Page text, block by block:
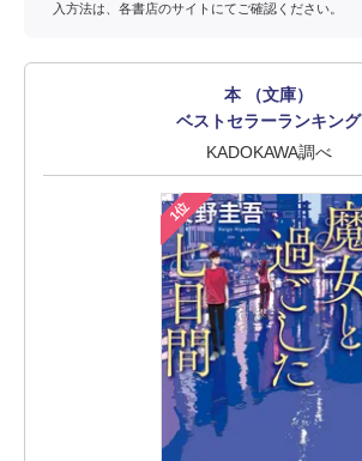
入方法は、各書店のサイトにてご確認ください。
本 （文庫）
ベストセラーランキング
KADOKAWA調べ
1位